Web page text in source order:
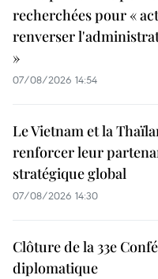
recherchées pour «
renverser
»
07/08/2026 14:54
Le Vietnam et la
renforcer leur
stratégique global
07/08/2026 14:30
Clôture de la 33e
diplomatique